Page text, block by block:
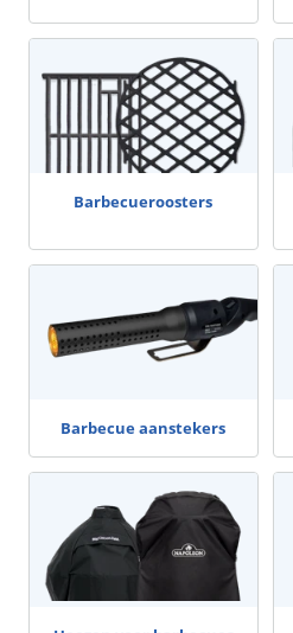
Barbecueroosters
Barbecue aanstekers